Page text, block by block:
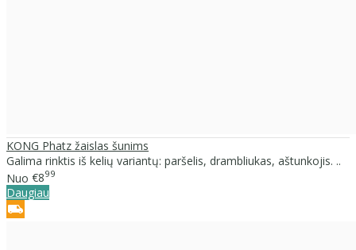
KONG Phatz žaislas šunims
Galima rinktis iš kelių variantų: paršelis, drambliukas, aštunkojis. ..
Nuo €899
Daugiau